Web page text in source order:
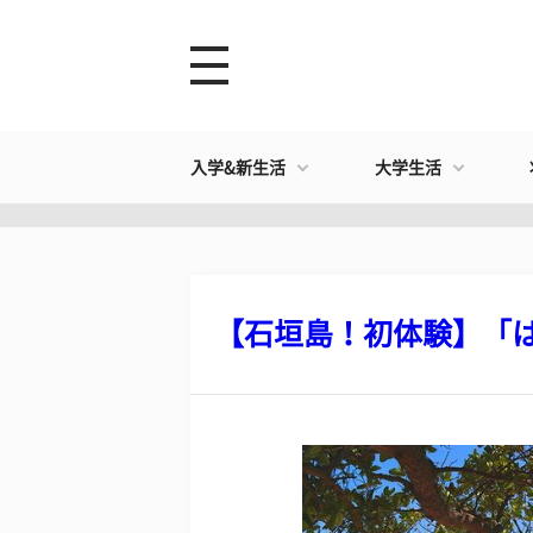
入学&新生活 大学生活
【石垣島！初体験】「